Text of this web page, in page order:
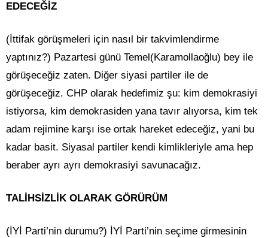
EDECEĞİZ
(İttifak görüşmeleri için nasıl bir takvimlendirme
yaptınız?) Pazartesi günü Temel(Karamollaoğlu) bey ile
görüşeceğiz zaten. Diğer siyasi partiler ile de
görüşeceğiz. CHP olarak hedefimiz şu: kim demokrasiyi
istiyorsa, kim demokrasiden yana tavır alıyorsa, kim tek
adam rejimine karşı ise ortak hareket edeceğiz, yani bu
kadar basit. Siyasal partiler kendi kimlikleriyle ama hep
beraber ayrı ayrı demokrasiyi savunacağız.
TALİHSİZLİK OLARAK GÖRÜRÜM
(İYİ Parti’nin durumu?) İYİ Parti’nin seçime girmesinin